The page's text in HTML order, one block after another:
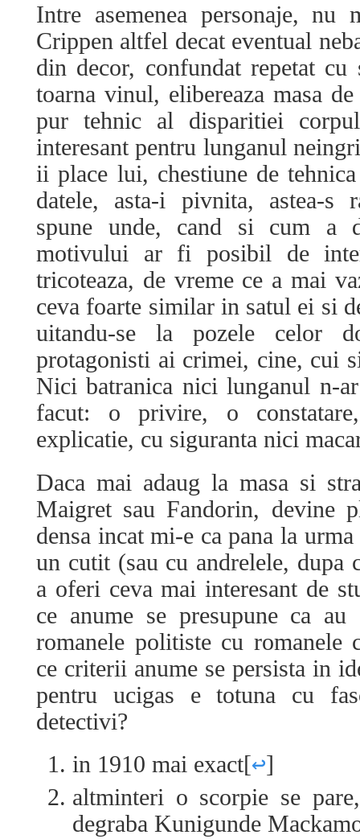
Intre asemenea personaje,
Crippen altfel decat eventual
din decor, confundat repetat
toarna vinul, elibereaza masa
pur tehnic al disparitiei
interesant pentru lunganul
ii place lui, chestiune de
datele, asta-i pivnita, astea-s
spune unde, cand si cum a
motivului ar fi posibil de
tricoteaza, de vreme ce a mai
ceva foarte similar in satul ei si
uitandu-se la pozele celor
protagonisti ai crimei, cine, cui
Nici batranica nici lunganul n-
facut: o privire, o
explicatie, cu siguranta nici
Daca mai adaug la masa si
Maigret sau Fandorin, devine
densa incat mi-e ca pana la
un cutit (sau cu andrelele, dupa
a oferi ceva mai interesant de
ce anume se presupune ca
romanele politiste cu romanele
ce criterii anume se persista in
pentru ucigas e totuna cu
detectivi?
in 1910 mai exact[↩]
altminteri o scorpie se
degraba Kunigunde